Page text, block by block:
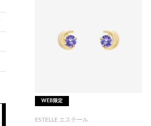
WEB限定
ESTELLE エステール